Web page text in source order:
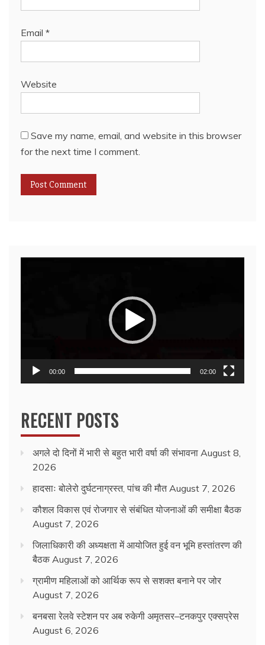
Email *
Website
Save my name, email, and website in this browser
for the next time I comment.
00:00 02:00
RECENT POSTS
अगले दो दिनों में भारी से बहुत भारी वर्षा की संभावना August 8,
2026
हादसाः बोलेरो दुर्घटनाग्रस्त, पांच की मौत August 7, 2026
कौशल विकास एवं रोजगार से संबंधित योजनाओं की समीक्षा बैठक
August 7, 2026
जिलाधिकारी की अध्यक्षता में आयोजित हुई वन भूमि हस्तांतरण की
बैठक August 7, 2026
ग्रामीण महिलाओं को आर्थिक रूप से सशक्त बनाने पर जोर
August 7, 2026
बनबसा रेलवे स्टेशन पर अब रुकेगी अमृतसर–टनकपुर एक्सप्रेस
August 6, 2026